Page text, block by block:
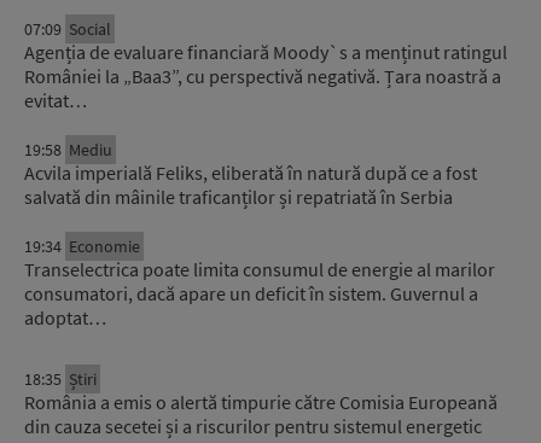
07:09 Social
Agenția de evaluare financiară Moody`s a menținut ratingul
României la „Baa3”, cu perspectivă negativă. Țara noastră a
evitat…
19:58 Mediu
Acvila imperială Feliks, eliberată în natură după ce a fost
salvată din mâinile traficanților și repatriată în Serbia
19:34 Economie
Transelectrica poate limita consumul de energie al marilor
consumatori, dacă apare un deficit în sistem. Guvernul a
adoptat…
18:35 Știri
România a emis o alertă timpurie către Comisia Europeană
din cauza secetei și a riscurilor pentru sistemul energetic